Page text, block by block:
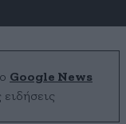
Google News